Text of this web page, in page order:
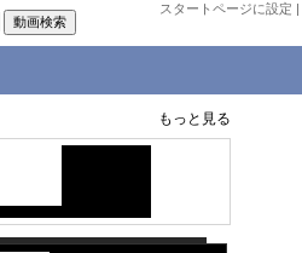
スタートページに設定 |
もっと見る